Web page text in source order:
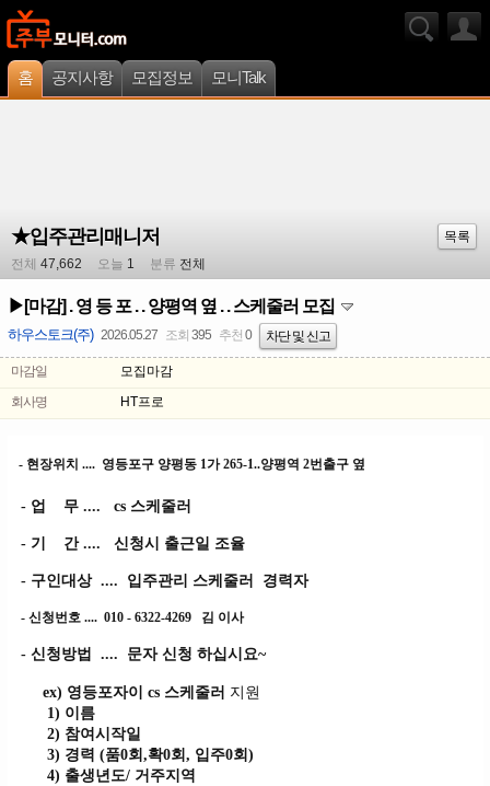
홈 공지사항 모집정보 모니Talk
★입주관리매니저
목록
전체 47,662 오늘 1 분류 전체
▶[마감] . 영 등 포 . . 양평역 옆 . . 스케줄러 모집
하우스토크(주) 2026.05.27 조회 395 추천 0 차단 및 신고
마감일
모집마감
회사명
HT프로
- 현장위치 .... 영등포구 양평동 1가 265-1..양평역 2번출구 옆
- 업 무 .... cs 스케줄러
- 기 간 .... 신청시 출근일 조율
- 구인대상 .... 입주관리 스케줄러 경력자
- 신청번호 .... 010 - 6322-4269 김 이사
- 신청방법 .... 문자 신청 하십시요~
ex) 영등포자이 cs 스케줄러 지원
1) 이름
2) 참여시작일
3) 경력 (품0회,확0회, 입주0회)
4) 출생년도/ 거주지역